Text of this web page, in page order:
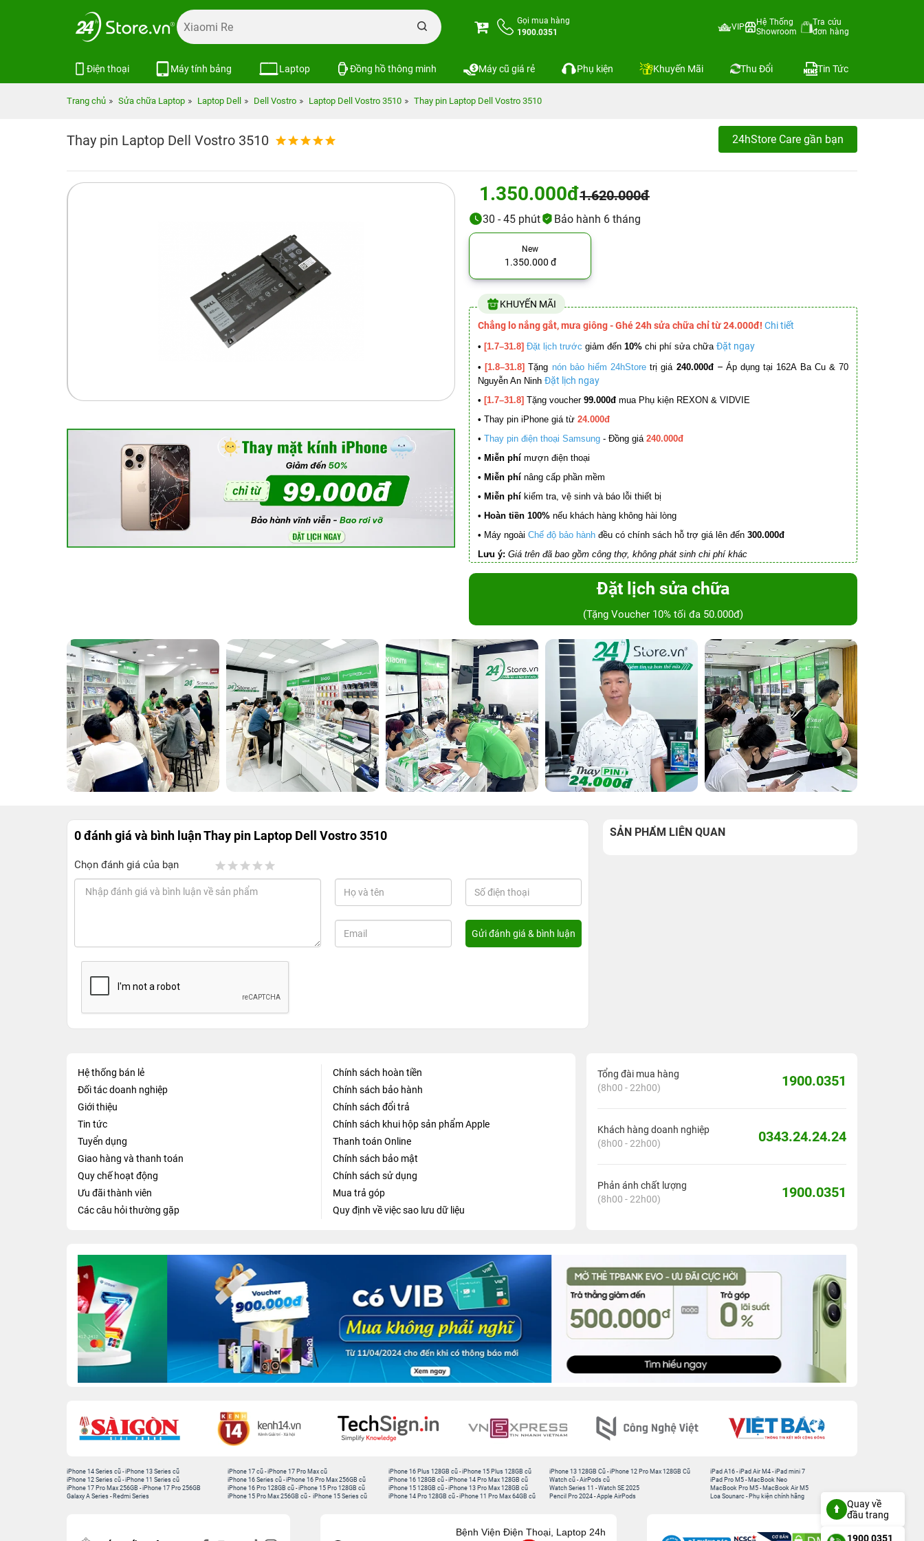
Gọi mua hàng
1900.0351
VIP
Hệ Thống
Showroom
Tra cứu
đơn hàng
Điện thoại Máy tính bảng Laptop Đồng hồ thông minh Máy cũ giá rẻ Phụ kiện Khuyến Mãi Thu Đổi Tin Tức
Trang chủ Sửa chữa Laptop Laptop Dell Dell Vostro Laptop Dell Vostro 3510 Thay pin Laptop Dell Vostro 3510
Thay pin Laptop Dell Vostro 3510 24hStore Care gần bạn
1.350.000đ1.620.000đ
30 - 45 phút Bảo hành 6 tháng
New
1.350.000 đ
KHUYẾN MÃI
Chẳng lo nắng gắt, mưa giông - Ghé 24h sửa chữa chỉ từ 24.000đ! Chi tiết
• [1.7–31.8] Đặt lịch trước giảm đến 10% chi phí sửa chữa Đặt ngay
• [1.8–31.8] Tặng nón bảo hiểm 24hStore trị giá 240.000đ – Áp dụng tại 162A Ba Cu & 70
Nguyễn An Ninh Đặt lịch ngay
• [1.7–31.8] Tặng voucher 99.000đ mua Phụ kiện REXON & VIDVIE
• Thay pin iPhone giá từ 24.000đ
• Thay pin điện thoại Samsung - Đồng giá 240.000đ
• Miễn phí mượn điện thoại
• Miễn phí nâng cấp phần mềm
• Miễn phí kiểm tra, vệ sinh và báo lỗi thiết bị
• Hoàn tiền 100% nếu khách hàng không hài lòng
• Máy ngoài Chế độ bảo hành đều có chính sách hỗ trợ giá lên đến 300.000đ
Lưu ý: Giá trên đã bao gồm công thợ, không phát sinh chi phí khác
Đặt lịch sửa chữa
(Tặng Voucher 10% tối đa 50.000đ)
0 đánh giá và bình luậnThay pin Laptop Dell Vostro 3510
Chọn đánh giá của bạn
SẢN PHẨM LIÊN QUAN
Hệ thống bán lẻ
Đối tác doanh nghiệp
Giới thiệu
Tin tức
Tuyển dụng
Giao hàng và thanh toán
Quy chế hoạt động
Ưu đãi thành viên
Các câu hỏi thường gặp
Chính sách hoàn tiền
Chính sách bảo hành
Chính sách đổi trả
Chính sách khui hộp sản phẩm Apple
Thanh toán Online
Chính sách bảo mật
Chính sách sử dụng
Mua trả góp
Quy định về việc sao lưu dữ liệu
Tổng đài mua hàng
(8h00 - 22h00)
1900.0351
Khách hàng doanh nghiệp
(8h00 - 22h00)
0343.24.24.24
Phản ánh chất lượng
(8h00 - 22h00)
1900.0351
iPhone 14 Series cũ -iPhone 13 Series cũ
iPhone 12 Series cũ -iPhone 11 Series cũ
iPhone 17 Pro Max 256GB -iPhone 17 Pro 256GB
Galaxy A Series - Redmi Series
iPhone 17 cũ -iPhone 17 Pro Max cũ
iPhone 16 Series cũ - iPhone 16 Pro Max 256GB cũ
iPhone 16 Pro 128GB cũ -iPhone 15 Pro 128GB cũ
iPhone 15 Pro Max 256GB cũ - iPhone 15 Series cũ
iPhone 16 Plus 128GB cũ -iPhone 15 Plus 128GB cũ
iPhone 16 128GB cũ -iPhone 14 Pro Max 128GB cũ
iPhone 15 128GB cũ -iPhone 13 Pro Max 128GB cũ
iPhone 14 Pro 128GB cũ -iPhone 11 Pro Max 64GB cũ
iPhone 13 128GB Cũ -iPhone 12 Pro Max 128GB Cũ
Watch cũ -AirPods cũ
Watch Series 11 -Watch SE 2025
Pencil Pro 2024 -Apple AirPods
iPad A16 -iPad Air M4 -iPad mini 7
iPad Pro M5 - MacBook Neo
MacBook Pro M5 - MacBook Air M5
Loa Sounarc - Phụ kiện chính hãng
Bệnh Viện Điện Thoại, Laptop 24h
Quay về
đầu trang
1900 0351